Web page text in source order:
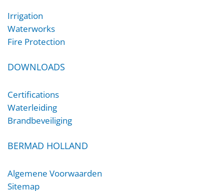
Irrigation
Waterworks
Fire Protection
DOWNLOADS
Certifications
Waterleiding
Brandbeveiliging
BERMAD HOLLAND
Algemene Voorwaarden
Sitemap